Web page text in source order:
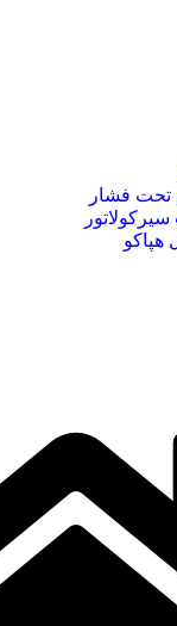
تحت فشار